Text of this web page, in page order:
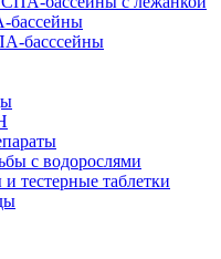
бассейны
басссейны
с водорослями
тестерные таблетки